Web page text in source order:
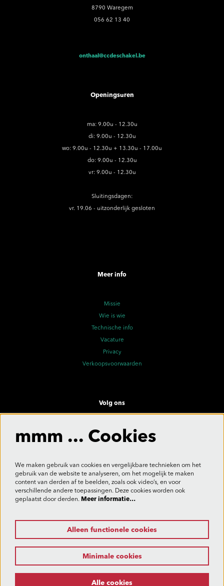
8790 Waregem
056 62 13 40
onthaal@ccdeschakel.be
Openingsuren
ma: 9.00u - 12.30u
di: 9.00u - 12.30u
wo: 9.00u - 12.30u + 13.30u - 17.00u
do: 9.00u - 12.30u
vr: 9.00u - 12.30u
Sluitingsdagen:
vr. 19.06 - uitzonderlijk gesloten
Meer info
Missie
Wie is wie
Technische info
Vacature
Privacy
Verkoopsvoorwaarden
Volg ons
Aanmelden
Deze site wordt beschermd door reCAPTCHA, dataverwerking gebeurt in overeenstemming met de
mmm ... Cookies
We maken gebruik van cookies en vergelijkbare technieken om het
gebruik van de website te analyseren, om het mogelijk te maken
content van derden af te beelden, zoals ook video’s, en voor
verschillende andere toepassingen. Deze cookies worden ook
geplaatst door derden. Meer informatie…
Alleen functionele cookies
Minimale cookies
Alle cookies